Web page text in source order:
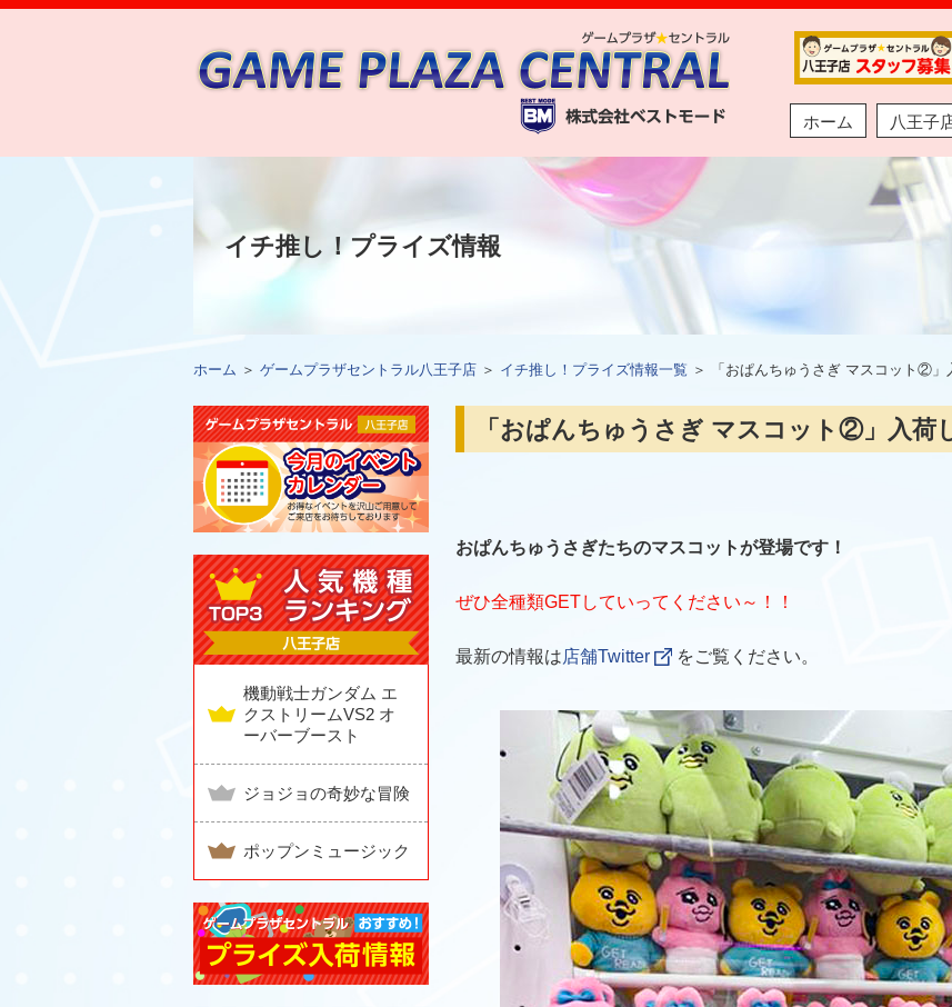
ホーム 八王子
イチ推し！プライズ情報
ホーム ＞ ゲームプラザセントラル八王子店 ＞ イチ推し！プライズ情報一覧 ＞ 「おぱんちゅうさぎ マスコット②」
「おぱんちゅうさぎ マスコット②」入荷
おぱんちゅうさぎたちのマスコットが登場です！
ぜひ全種類GETしていってください～！！
最新の情報は店舗Twitter をご覧ください。
機動戦士ガンダム エ
クストリームVS2 オ
ーバーブースト
ジョジョの奇妙な冒険
ポップンミュージック